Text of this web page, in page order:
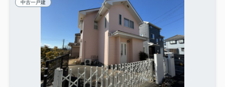
中古一戸建